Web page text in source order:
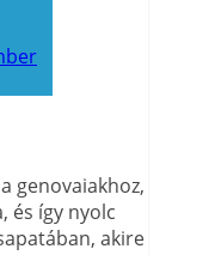
genovaiakhoz,
és így nyolc
akire